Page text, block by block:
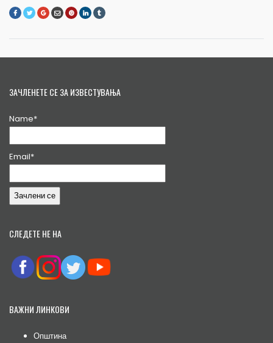
ЗАЧЛЕНЕТЕ СЕ ЗА ИЗВЕСТУВАЊА
Name*
Email*
СЛЕДЕТЕ НЕ НА
ВАЖНИ ЛИНКОВИ
Општина